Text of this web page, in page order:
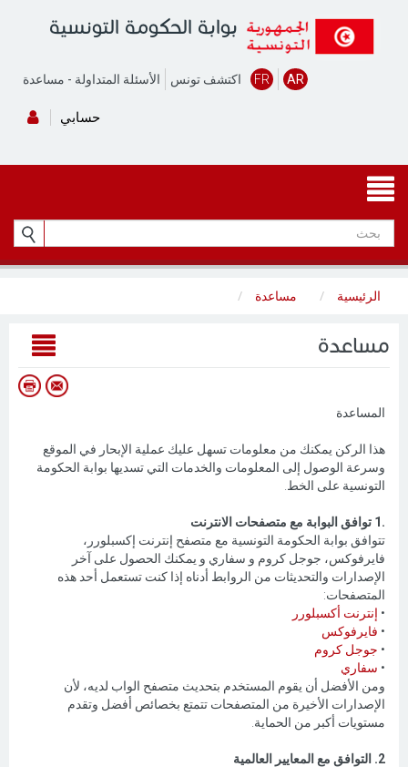
بوابة الحكومة التونسية
الأسئلة المتداولة - مساعدة اكتشف تونس FR AR
حسابي
الرئيسية مساعدة
مساعدة
المساعدة
هذا الركن يمكنك من معلومات تسهل عليك عملية الإبحار في الموقع
وسرعة الوصول إلى المعلومات والخدمات التي تسديها بوابة الحكومة
التونسية على الخط.
.1 توافق البوابة مع متصفحات الانترنت
تتوافق بوابة الحكومة التونسية مع متصفح إنترنت إكسبلورر،
فايرفوكس، جوجل كروم و سفاري و يمكنك الحصول على آخر
الإصدارات والتحديثات من الروابط أدناه إذا كنت تستعمل أحد هذه
المتصفحات:
• إنترنت أكسبلورر
• فايرفوكس
• جوجل كروم
• سفاري
ومن الأفضل أن يقوم المستخدم بتحديث متصفح الواب لديه، لأن
الإصدارات الأخيرة من المتصفحات تتمتع بخصائص أفضل وتقدم
مستويات أكبر من الحماية.
2. التوافق مع المعايير العالمية